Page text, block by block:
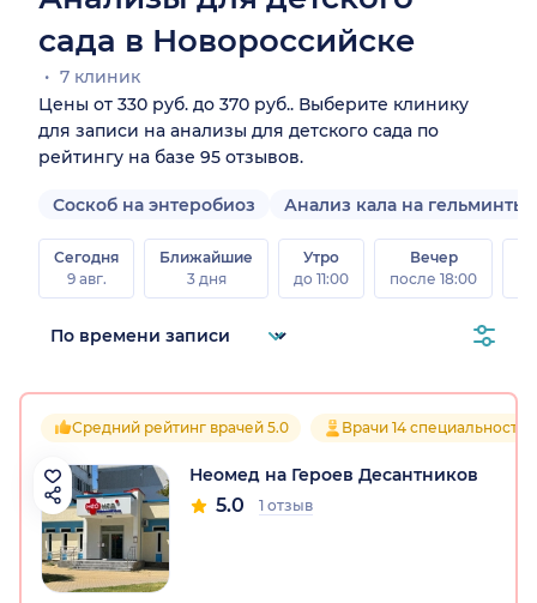
сада в Новороссийске
7 клиник
Цены от 330 руб. до 370 руб.. Выберите клинику
для записи на анализы для детского сада по
рейтингу на базе 95 отзывов.
Соскоб на энтеробиоз Анализ кала на гельминты
Сегодня
9 авг.
Ближайшие
3 дня
Утро
до 11:00
Вечер
после 18:00
Средний рейтинг врачей 5.0 Врачи 14 специальностей
Неомед на Героев Десантников
5.0 1 отзыв